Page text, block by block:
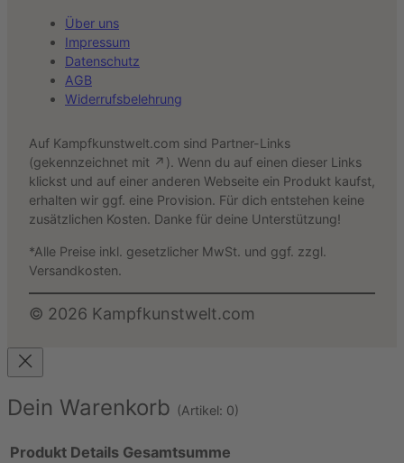
Über uns
Impressum
Datenschutz
AGB
Widerrufsbelehrung
Auf Kampfkunstwelt.com sind Partner-Links
(gekennzeichnet mit ↗). Wenn du auf einen dieser Links
klickst und auf einer anderen Webseite ein Produkt kaufst,
erhalten wir ggf. eine Provision. Für dich entstehen keine
zusätzlichen Kosten. Danke für deine Unterstützung!
*Alle Preise inkl. gesetzlicher MwSt. und ggf. zzgl.
Versandkosten.
© 2026 Kampfkunstwelt.com
Dein Warenkorb (Artikel: 0)
Produkt Details Gesamtsumme